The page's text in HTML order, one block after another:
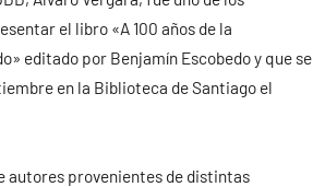
el libro «A 100 años de la
editado por Benjamín Escobedo y que se
en la Biblioteca de Santiago el
autores provenientes de distintas